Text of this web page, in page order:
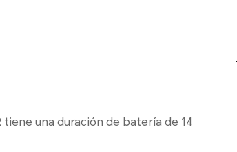
una duración de batería de 14